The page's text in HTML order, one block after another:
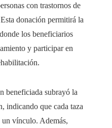
con trastornos de
donación permitirá la
los beneficiarios
y participar en
beneficiada subrayó la
indicando que cada taza
un vínculo. Además,